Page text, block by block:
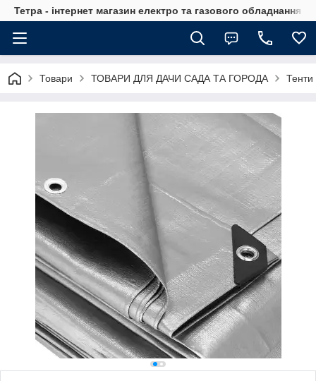
Тетра - інтернет магазин електро та газового обладнання,
Товари ТОВАРИ ДЛЯ ДАЧИ САДА ТА ГОРОДА